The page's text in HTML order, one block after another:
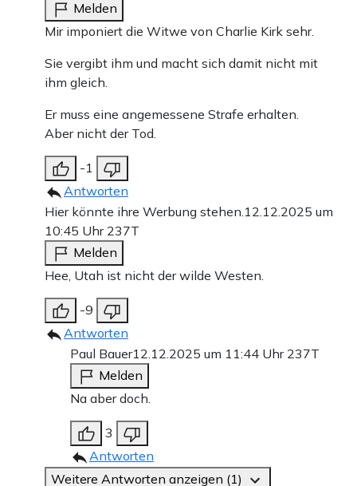
Melden
Mir imponiert die Witwe von Charlie Kirk sehr.
Sie vergibt ihm und macht sich damit nicht mit
ihm gleich.
Er muss eine angemessene Strafe erhalten.
Aber nicht der Tod.
-1
Antworten
Hier könnte ihre Werbung stehen.12.12.2025 um
10:45 Uhr 237T
Melden
Hee, Utah ist nicht der wilde Westen.
-9
Antworten
Paul Bauer12.12.2025 um 11:44 Uhr 237T
Melden
Na aber doch.
3
Antworten
Weitere Antworten anzeigen (1)